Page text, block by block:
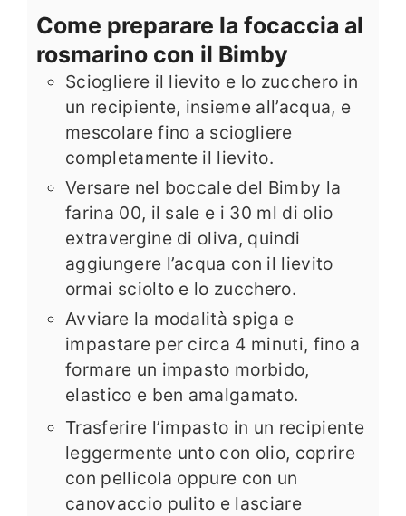
Come preparare la focaccia al
rosmarino con il Bimby
Sciogliere il lievito e lo zucchero in
un recipiente, insieme all’acqua, e
mescolare fino a sciogliere
completamente il lievito.
Versare nel boccale del Bimby la
farina 00, il sale e i 30 ml di olio
extravergine di oliva, quindi
aggiungere l’acqua con il lievito
ormai sciolto e lo zucchero.
Avviare la modalità spiga e
impastare per circa 4 minuti, fino a
formare un impasto morbido,
elastico e ben amalgamato.
Trasferire l’impasto in un recipiente
leggermente unto con olio, coprire
con pellicola oppure con un
canovaccio pulito e lasciare